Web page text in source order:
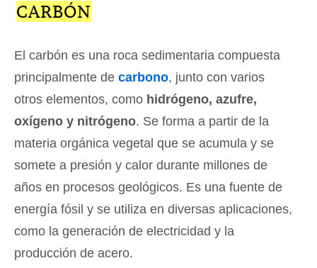
CARBÓN
El carbón es una roca sedimentaria compuesta
principalmente de carbono, junto con varios
otros elementos, como hidrógeno, azufre,
oxígeno y nitrógeno. Se forma a partir de la
materia orgánica vegetal que se acumula y se
somete a presión y calor durante millones de
años en procesos geológicos. Es una fuente de
energía fósil y se utiliza en diversas aplicaciones,
como la generación de electricidad y la
producción de acero.